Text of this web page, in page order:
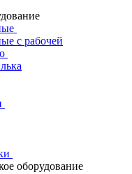
с рабочей
оборудование